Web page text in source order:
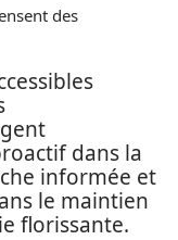
des
dans la
informée et
le maintien
florissante.